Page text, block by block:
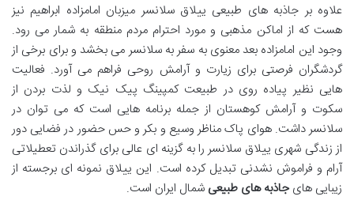
علاوه بر جاذبه های طبیعی ییلاق سلانسر میزبان امامزاده ابراهیم نیز
هست که از اماکن مذهبی و مورد احترام مردم منطقه به شمار می رود.
وجود این امامزاده بعد معنوی به سفر به سلانسر می بخشد و برای برخی از
گردشگران فرصتی برای زیارت و آرامش روحی فراهم می آورد. فعالیت
هایی نظیر پیاده روی در طبیعت کمپینگ پیک نیک و لذت بردن از
سکوت و آرامش کوهستان از جمله برنامه هایی است که می توان در
سلانسر داشت. هوای پاک مناظر وسیع و بکر و حس حضور در فضایی دور
از زندگی شهری ییلاق سلانسر را به گزینه ای عالی برای گذراندن تعطیلاتی
آرام و فراموش نشدنی تبدیل کرده است. این ییلاق نمونه ای برجسته از
زیبایی هایجاذبه های طبیعی شمال ایران است.